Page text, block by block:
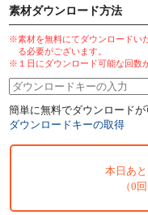
素材ダウンロード方法
※素材を無料にてダウンロードい
る必要がございます。
※１日にダウンロード可能な回数
簡単に無料でダウンロードが
ダウンロードキーの取得
本日あと
（0